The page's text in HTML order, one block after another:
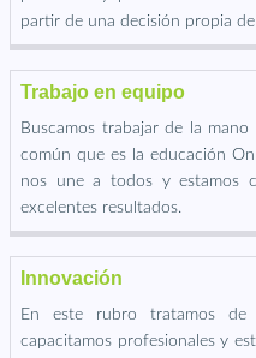
partir de una decisión propia
Trabajo en equipo
Buscamos trabajar de la
común que es la educación
nos une a todos y estamos
excelentes resultados.
Innovación
En este rubro tratamos
capacitamos profesionales y